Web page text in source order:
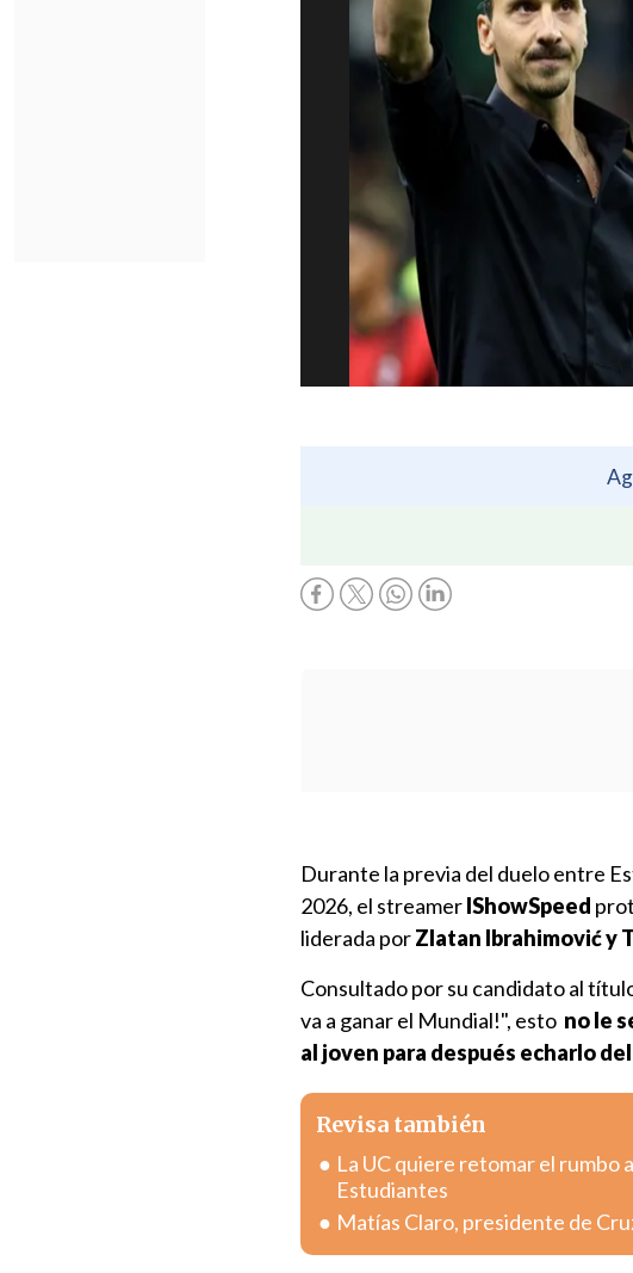
Durante la previa del duelo entre
2026, el streamerIShowSpeed ​​
liderada porZlatan Ibrahimović y
Consultado por su candidato al
va a ganar el Mundial!", esto no le
al joven para después echarlo
Revisa también
La UC quiere retomar el rumbo
Estudiantes
Matías Claro, presidente de